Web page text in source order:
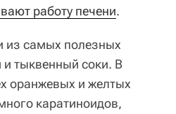
работу печени.
из самых полезных
тыквенный соки. В
оранжевых и желтых
каратиноидов,